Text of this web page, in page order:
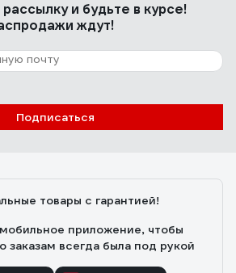
рассылкуи будьте в курсе!
ждут!
Подписаться
товары с гарантией!
приложение, чтобы
заказам всегда была под рукой